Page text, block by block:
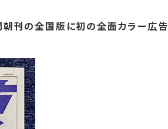
刊の全国版に初の全面カラー広告